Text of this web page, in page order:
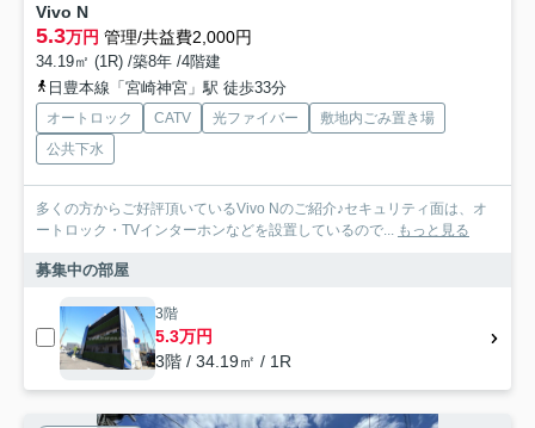
Vivo N
5.3万円 管理/共益費2,000円
34.19㎡ (1R) /築8年 /4階建
日豊本線「宮崎神宮」駅 徒歩33分
オートロック CATV 光ファイバー
敷地内ごみ置き場
公共下水
多くの方からご好評頂いているVivo Nのご紹介♪セキュリティ面は、オ
ートロック・TVインターホンなどを設置しているので...
もっと見る
募集中の部屋
3階
5.3万円
3階 / 34.19㎡ / 1R